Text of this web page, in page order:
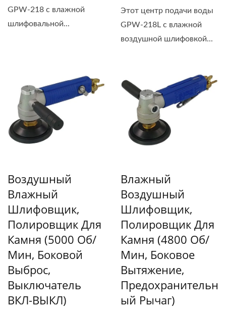
GPW-218 с влажной
шлифовальной...
Этот центр подачи воды
GPW-218L с влажной
воздушной шлифовкой...
Воздушный
Влажный
Шлифовщик,
Полировщик Для
Камня (5000 Об/
Мин, Боковой
Выброс,
Выключатель
ВКЛ-ВЫКЛ)
Влажный
Воздушный
Шлифовщик,
Полировщик Для
Камня (4800 Об/
Мин, Боковое
Вытяжение,
Предохранительн
Ый Рычаг)